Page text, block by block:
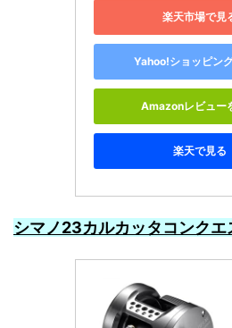
楽天市場で見
Yahoo!ショッピン
Amazonレビュー
楽天で見る
シマノ23カルカッタコンクエ